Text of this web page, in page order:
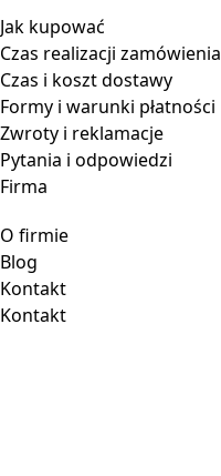
Jak kupować
Czas realizacji zamówienia
Czas i koszt dostawy
Formy i warunki płatności
Zwroty i reklamacje
Pytania i odpowiedzi
Firma
O firmie
Blog
Kontakt
Kontakt